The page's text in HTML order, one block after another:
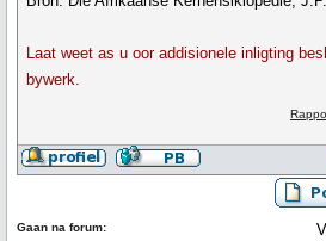
Laat weet as u oor addisionele inligting
bywerk.
Gaan na forum: